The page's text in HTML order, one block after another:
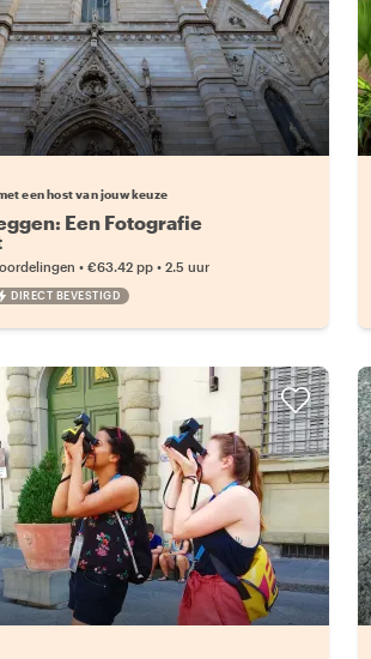
jouw favoriete local
een host van jouw keuze
Een Fotografie
• €63.42 pp • 2.5 uur
DIRECT BEVESTIGD